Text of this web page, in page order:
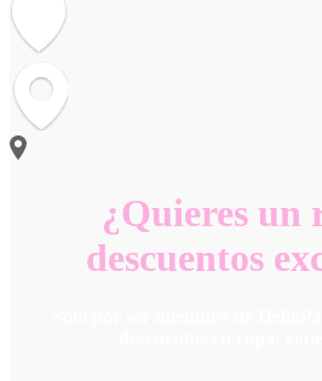
¿Quieres un
descuentos